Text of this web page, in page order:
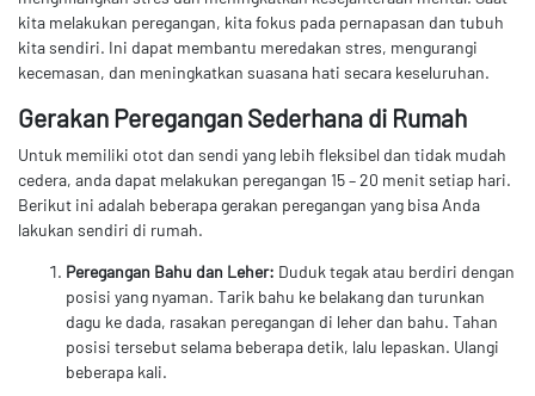
kita melakukan peregangan, kita fokus pada pernapasan dan tubuh
kita sendiri. Ini dapat membantu meredakan stres, mengurangi
kecemasan, dan meningkatkan suasana hati secara keseluruhan.
Gerakan Peregangan Sederhana di Rumah
Untuk memiliki otot dan sendi yang lebih fleksibel dan tidak mudah
cedera, anda dapat melakukan peregangan 15 – 20 menit setiap hari.
Berikut ini adalah beberapa gerakan peregangan yang bisa Anda
lakukan sendiri di rumah.
Peregangan Bahu dan Leher: Duduk tegak atau berdiri dengan
posisi yang nyaman. Tarik bahu ke belakang dan turunkan
dagu ke dada, rasakan peregangan di leher dan bahu. Tahan
posisi tersebut selama beberapa detik, lalu lepaskan. Ulangi
beberapa kali.